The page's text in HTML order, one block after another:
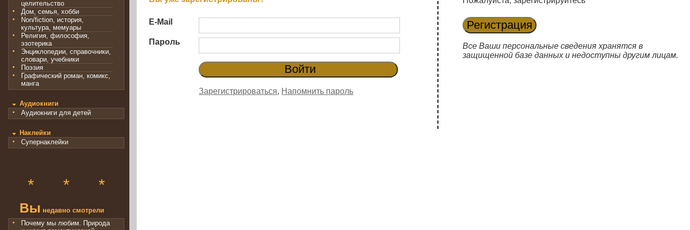
целительство
Дом, семья, хобби
Non/fiction, история,
культура, мемуары
Религия, философия,
эзотерика
Энциклопедии, справочники,
словари, учебники
Поэзия
Графический роман, комикс,
манга
Аудиокниги
Аудиокниги для детей
Наклейки
Супернаклейки
* * *
Вы недавно смотрели
Почему мы любим. Природа
E-Mail
Пароль
Зарегистрироваться, Напомнить пароль
Все Ваши персональные сведения хранятся в
защищенной базе данных и недоступны другим лицам.